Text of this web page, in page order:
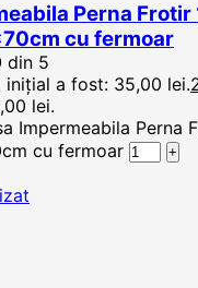
Perna Frotir
cu fermoar
din 5
inițial a fost: 35,00 lei.
lei.
Impermeabila Perna
cu fermoar